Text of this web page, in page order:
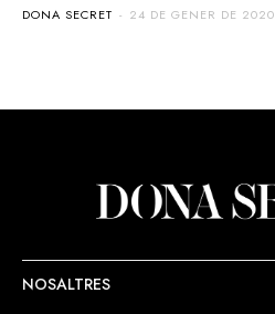
DONA SECRET - 24 DE GENER DE 2020
NOSALTRES